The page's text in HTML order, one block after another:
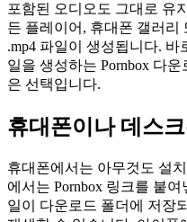
포함된 오디오도 그대로 유
든 플레이어, 휴대폰 갤러리
.mp4 파일이 생성됩니다.
일을 생성하는 Pornbox 다
은 선택입니다.
휴대폰이나 데스
휴대폰에서는 아무것도 설
에서는 Pornbox 링크를 붙
일이 다운로드 폴더에 저장